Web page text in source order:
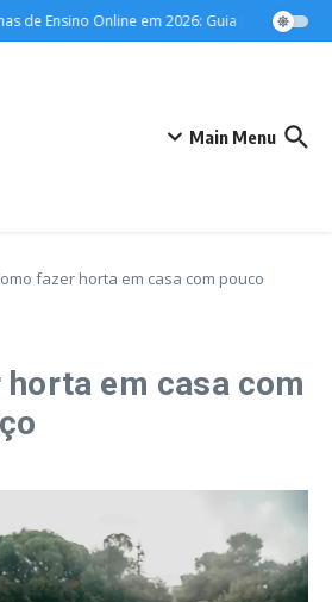
de Ensino Online em 2026: Guia Definitivo para
Main Menu
fazer horta em casa com pouco
em casa com